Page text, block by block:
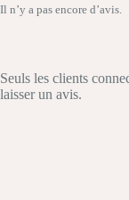
Il n’y a pas encore d’avis.
Seuls les clients
laisser un avis.